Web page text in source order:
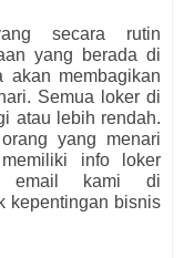
secara rutin
yang berada di
akan membagikan
Semua loker di
atau lebih rendah.
yang menari
info loker
email kami di
kepentingan bisnis